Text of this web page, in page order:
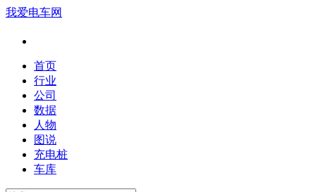
我爱电车网
首页
行业
公司
数据
人物
图说
充电桩
车库